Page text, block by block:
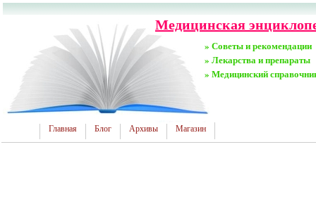
Медицинская
» Советы и рекомендации
» Лекарства и препараты
» Медицинский
Главная Блог Архивы Магазин